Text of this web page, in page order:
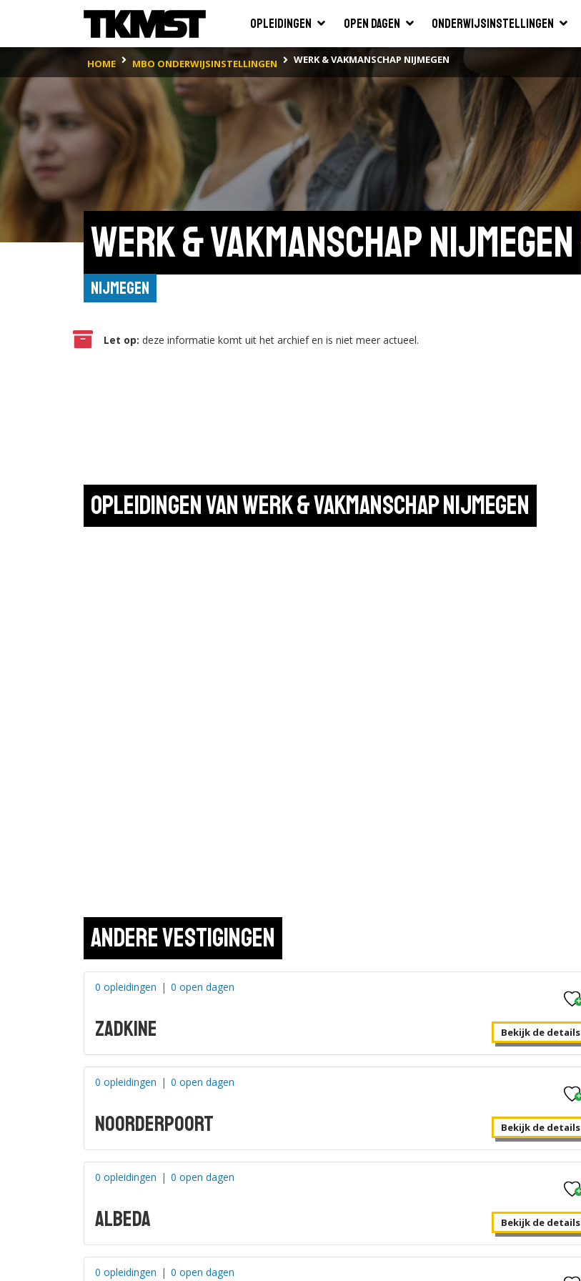
Opleidingen Open dagen Onderwijsinstellingen
HOME MBO ONDERWIJSINSTELLINGEN WERK & VAKMANSCHAP NIJMEGEN
Werk & Vakmanschap Nijmegen
Nijmegen
Let op: deze informatie komt uit het archief en is niet meer actueel.
Opleidingen van Werk & Vakmanschap Nijmegen
Andere vestigingen
0 opleidingen | 0 open dagen
Zadkine Bekijk de details
0 opleidingen | 0 open dagen
Noorderpoort Bekijk de details
0 opleidingen | 0 open dagen
Albeda Bekijk de details
0 opleidingen | 0 open dagen